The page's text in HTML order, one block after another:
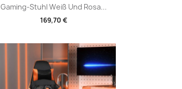
Gaming-Stuhl Weiß Und Rosa...
169,70 €
Vorschau